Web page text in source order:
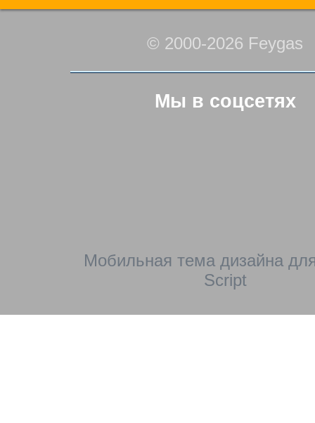
© 2000-2026 Feygas
Мы в соцсетях
Мобильная тема дизайна
Script